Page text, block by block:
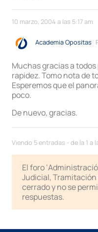
10 marzo, 2004 a las 5:17 am
Academia Opositas
Muchas gracias a
rapidez. Tomo nota de
Esperemos que el
poco.
De nuevo, gracias.
Viendo 5 entradas - de la 1 a
El foro
Judicial, Tramitación
cerrado y no se
respuestas.